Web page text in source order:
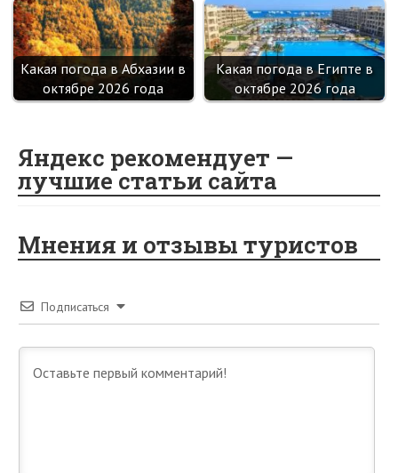
Какая погода в Абхазии в
октябре 2026 года
Какая погода в Египте в
октябре 2026 года
Яндекс рекомендует —
лучшие статьи сайта
Мнения и отзывы туристов
Подписаться